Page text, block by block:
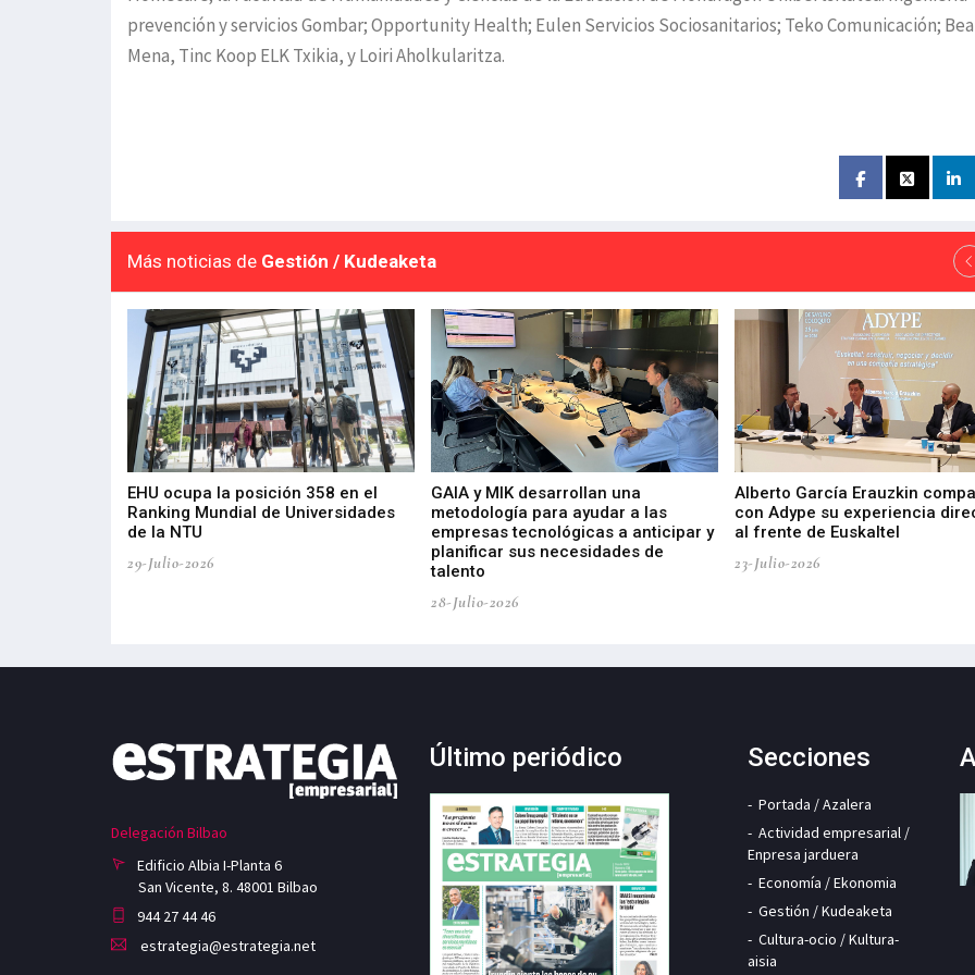
prevención y servicios Gombar; Opportunity Health; Eulen Servicios Sociosanitarios; Teko Comunicación;
Mena, Tinc Koop ELK Txikia, y Loiri Aholkularitza.
Más noticias de Gestión / Kudeaketa
EHU ocupa la posición 358 en el
Ranking Mundial de Universidades
de la NTU
29-Julio-2026
GAIA y MIK desarrollan una
metodología para ayudar a las
empresas tecnológicas a anticipar y
planificar sus necesidades de
talento
28-Julio-2026
Alberto García Erauzkin
con Adype su experiencia
al frente de Euskaltel
23-Julio-2026
Delegación Bilbao
Edificio Albia I-Planta 6
San Vicente, 8. 48001 Bilbao
944 27 44 46
estrategia@estrategia.net
Último periódico Secciones
Portada / Azalera
Actividad empresarial /
Enpresa jarduera
Economía / Ekonomia
Gestión / Kudeaketa
Cultura-ocio / Kultura-
aisia